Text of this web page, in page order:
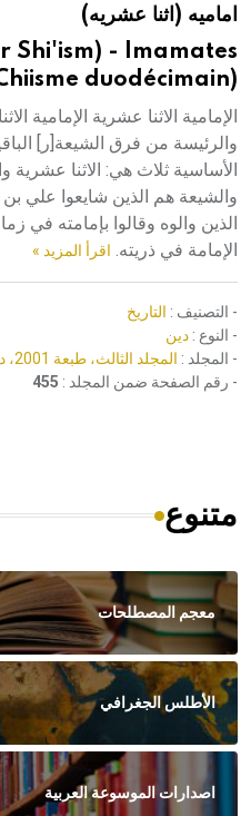
هيئة الموسوعة العربية
اماميه (اثنا عشريه)
Shi'ism) - Imamates
duodécimain)
الإمامية الاثنا عشرية الإمامية
والرئيسة من فرق الشيعة[ر]
الأساسية ثلاث هي: الاثنا عشرية
والشيعة هم الذين شايعوا علي
الذين والوه وقالوا بإمامته في
الإمامة في ذريته. اقرأ المزيد »
- التصنيف : التاريخ
- النوع : دين
- المجلد : المجلد الثالث، طبعة 2001، دمشق
- رقم الصفحة ضمن المجلد : 455
متنوع
معجم المصطلحات
الأطلس الجغرافي
اصدارات الموسوعة العربية